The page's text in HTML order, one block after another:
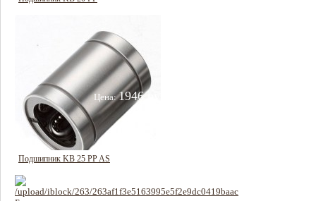
Цена:1946 руб
Описание товара
Подшипник KB 25 PP AS